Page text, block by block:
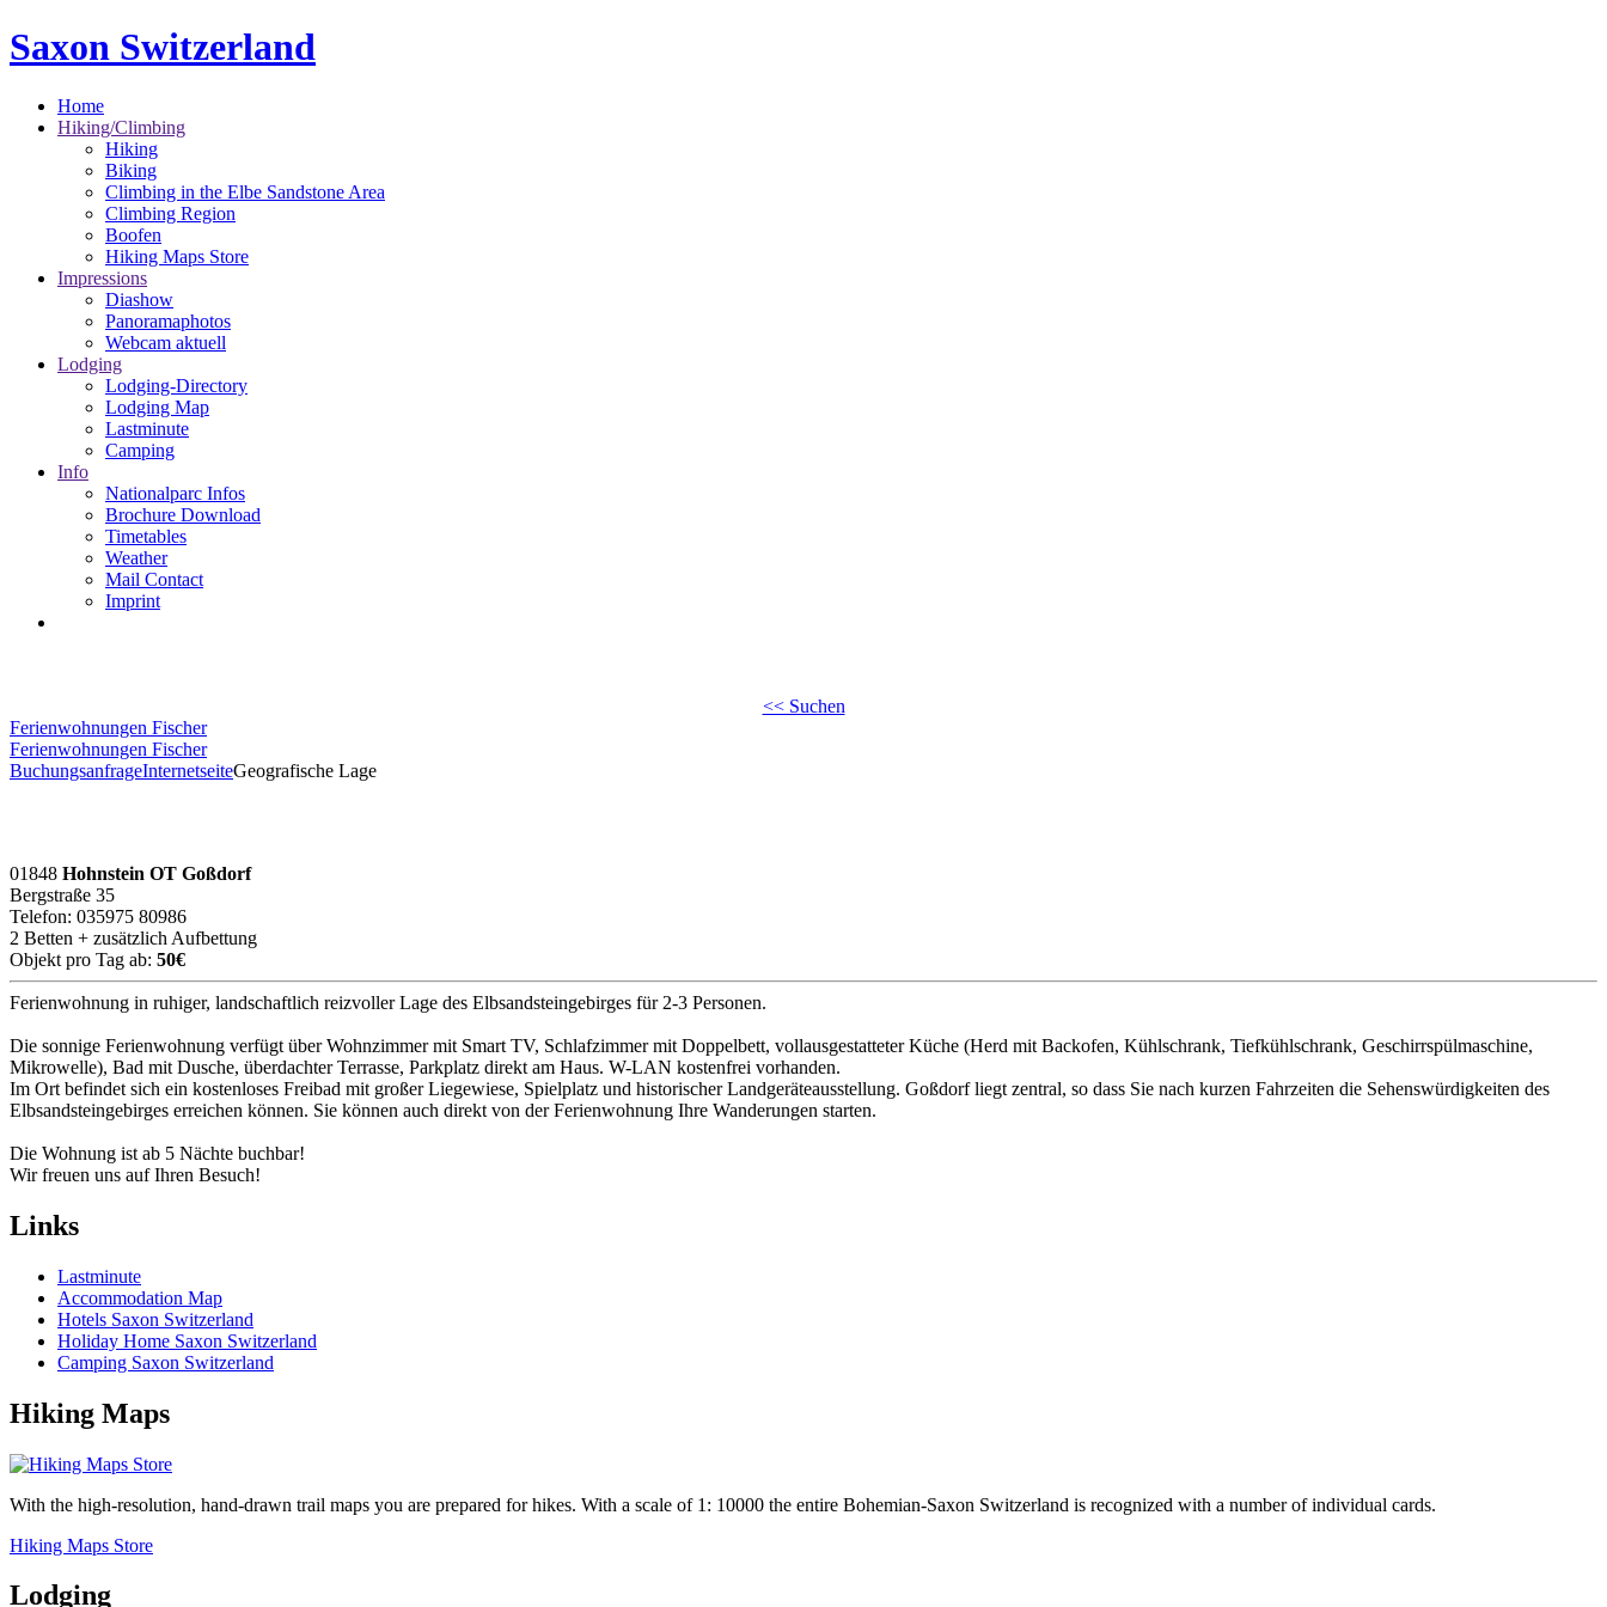
Saxon Switzerland
Home
Hiking/Climbing
Hiking
Biking
Climbing in the Elbe Sandstone Area
Climbing Region
Boofen
Hiking Maps Store
Impressions
Diashow
Panoramaphotos
Webcam aktuell
Lodging
Lodging-Directory
Lodging Map
Lastminute
Camping
Info
Nationalparc Infos
Brochure Download
Timetables
Weather
Mail Contact
Imprint
<< Suchen
Ferienwohnungen Fischer
Ferienwohnungen Fischer
BuchungsanfrageInternetseiteGeografische Lage
01848 Hohnstein OT Goßdorf
Bergstraße 35
Telefon: 035975 80986
2 Betten + zusätzlich Aufbettung
Objekt pro Tag ab: 50€
Ferienwohnung in ruhiger, landschaftlich reizvoller Lage des Elbsandsteingebirges für 2-3 Personen.
Die sonnige Ferienwohnung verfügt über Wohnzimmer mit Smart TV, Schlafzimmer mit Doppelbett, vollausgestatteter Küche (Herd mit Backofen, Kühlschrank, Tiefkühlschrank, Geschirrspülmaschine,
Mikrowelle), Bad mit Dusche, überdachter Terrasse, Parkplatz direkt am Haus. W-LAN kostenfrei vorhanden.
Im Ort befindet sich ein kostenloses Freibad mit großer Liegewiese, Spielplatz und historischer Landgeräteausstellung. Goßdorf liegt zentral, so dass Sie nach kurzen Fahrzeiten die Sehenswürdigkeiten des
Elbsandsteingebirges erreichen können. Sie können auch direkt von der Ferienwohnung Ihre Wanderungen starten.
Die Wohnung ist ab 5 Nächte buchbar!
Wir freuen uns auf Ihren Besuch!
Links
Lastminute
Accommodation Map
Hotels Saxon Switzerland
Holiday Home Saxon Switzerland
Camping Saxon Switzerland
Hiking Maps
With the high-resolution, hand-drawn trail maps you are prepared for hikes. With a scale of 1: 10000 the entire Bohemian-Saxon Switzerland is recognized with a number of individual cards.
Hiking Maps Store
Lodging